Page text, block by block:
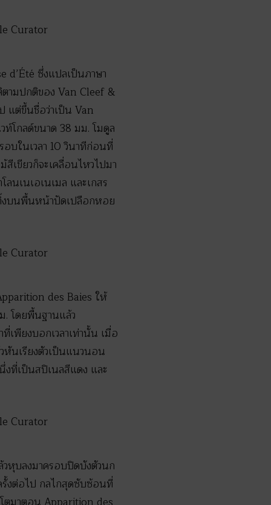
d’Été ซึ่งแปลเป็นภาษา
ามปกติของ Van Cleef &
แต่ขึ้นชื่อว่าเป็น Van
โกลด์ขนาด 38 มม. โมดูล
บในเวลา 10 วินาทีก่อนที่
เขียวก็จะเคลื่อนไหวไปมา
นเนเอเนเมล และเกสร
งบนพื้นหน้าปัดเปลือกหอย
des Baies ให้
. โดยพื้นฐานแล้ว
เพียงบอกเวลาเท่านั้น เมื่อ
หันเรียงตัวเป็นแนวนอน
ที่เป็นสปิเนลสีแดง และ
หุบลงมาครอบปิดบังตัวนก
รั้งต่อไป กลไกสุดซับซ้อนที่